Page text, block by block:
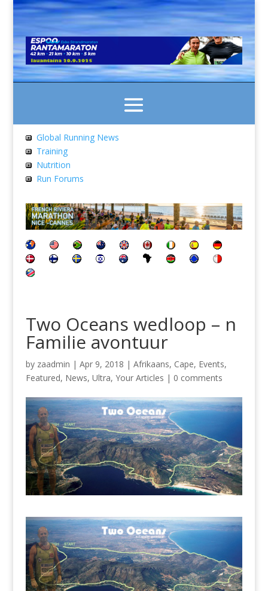
Global Running News
Training
Nutrition
Run Forums
Two Oceans wedloop – n
Familie avontuur
by zaadmin | Apr 9, 2018 | Afrikaans, Cape, Events,
Featured, News, Ultra, Your Articles | 0 comments